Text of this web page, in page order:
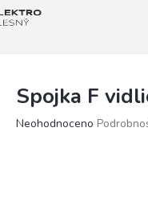
Spojka F
Průměrné
Neohodnoceno